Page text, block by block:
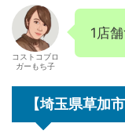
コストコブロ
ガーもち子
1店
【埼玉県草加